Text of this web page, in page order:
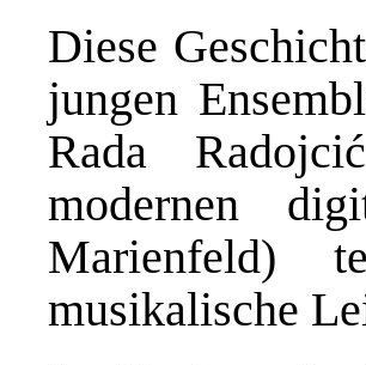
Diese
jungen
Rada
modernen
Marienfeld)
musikalische